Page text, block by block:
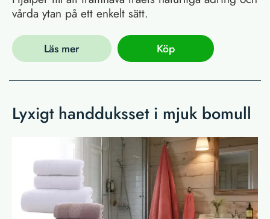
vårda ytan på ett enkelt sätt.
Läs mer Köp
Lyxigt handduksset i mjuk bomull